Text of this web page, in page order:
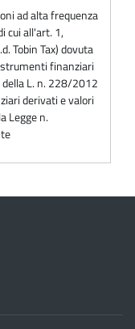
ad alta frequenza
cui all'art. 1,
Tobin Tax) dovuta
finanziari
L. n. 228/2012
derivati e valori
Legge n.